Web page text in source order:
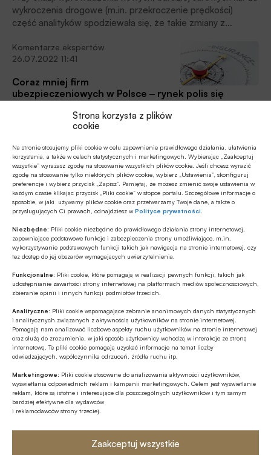
Strona korzysta z plików
cookie
Na stronie stosujemy pliki cookie w celu zapewnienie prawidłowego działania, ułatwienia
korzystania, a także w celach statystycznych i marketingowych. Wybierając „Zaakceptuj
wszystkie” wyrażasz zgodę na stosowanie wszystkich plików cookie. Jeśli chcesz wyrazić
zgodę na stosowanie tylko niektórych plików cookie, wybierz „Ustawienia”, skonfiguruj
preferencje i wybierz przycisk „Zapisz”. Pamiętaj, że możesz zmienić swoje ustawienia w
każdym czasie klikając przycisk „Pliki cookie” w stopce portalu. Szczegółowe informacje o
sposobie, w jaki używamy plików cookie oraz przetwarzamy Twoje dane, a także o
przysługujących Ci prawach, odnajdziesz wPolityce prywatności
Niezbędne: Pliki cookie niezbędne do prawidłowego działania strony internetowej,
zapewniające podstawowe funkcje i zabezpieczenia strony umożliwiające, m.in.
wykorzystywanie podstawowych funkcji takich jak nawigacja na stronie internetowej, czy
tez dostęp do jej obszarów wymagających uwierzytelnienia.
Funkcjonalne: Pliki cookie, które pomagają w realizacji pewnych funkcji, takich jak
udostępnianie zawartości strony internetowej na platformach mediów społecznościowych,
zbieranie opinii i innych funkcji podmiotów trzecich.
Analityczne: Pliki cookie wspomagające zebranie anonimowych danych statystycznych
i analitycznych związanych z aktywnością użytkowników na stronie internetowej.
Pomagają nam analizować liczbowe aspekty ruchu użytkowników na stronie internetowej
oraz służą do zrozumienia, w jaki sposób użytkownicy wchodzą w interakcje ze stroną
internetową. Te pliki cookie pomagają uzyskać informacje na temat liczby
odwiedzających, współczynnika odrzuceń, źródła ruchu itp.
Marketingowe: Pliki cookie stosowane do analizowania aktywności użytkowników,
wyświetlania odpowiednich reklam i kampanii marketingowych. Celem jest wyświetlanie
reklam, które są istotne i interesujące dla poszczególnych użytkowników i tym samym
bardziej efektywne dla wydawców
i reklamodawców strony trzeciej.
Zaakceptuj wszystkie
wykroczenia drogowe (m.in. przekroczenie prędkości)
część analityków spodziewała się, że takie zmiany z
Dane dotyczące pierwszego kwartału bieżącego roku nie
pozwalały jeszcze z całą pewnością odpowiedzieć na
pytanie czy poprawa bezpieczeństwa drogowego
faktycznie nastąpiła. Od niedawna dysponujemy natomiast
takimi danymi Głównego Urzędu Statystycznego na temat
bezpieczeństwa drogowego, które obejmują całą pierwszą
połowę 2022 roku.
Komentarze ekspertów
26.07.2022 11:41
Coraz mniej firm
ubezpieczeniowych w Polsce ‒ rynek polis się
monopolizuje?
Przejęcie Avivy przez Allianz oznacza dalszą koncentrację
sprawdzili dla aleBank.pl, jak nasz sektor wygląda na tle
Europy.
Raporty
30.06.2022 13:11
Polska jest 15. pod względem
liderów brakuje nam jeszcze bardzo dużo
Polska Izba Ubezpieczeń w niedawno opublikowanym
zaprezentowała informacje wskazujące, że nasz kraj jest
piętnastym rynkiem ubezpieczeniowym w Europie. Chodzi
o klasyfikację, która uwzględnia łączną wartość składki
przypisanej brutto i pomija kraje nienależące do UE lub
EFTA (m.in. Rosję oraz Ukrainę).
22.06.2022 15:41
Tegoroczny zysk z OC może być o
1/3 mniejszy niż poprzedni, jeśli ubezpieczyciele nie
podniosą cen składek
Ubiegłoroczne wyniki dotyczące zyskowności OC
komunikacyjnego były dość zaskakujące, ponieważ
zakładom ubezpieczeń udało się nieco zwiększyć dodatni